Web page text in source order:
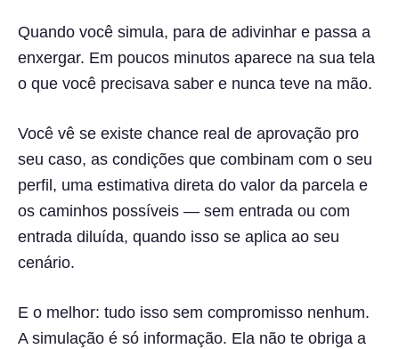
Quando você simula, para de adivinhar e passa a
enxergar. Em poucos minutos aparece na sua tela
o que você precisava saber e nunca teve na mão.
Você vê se existe chance real de aprovação pro
seu caso, as condições que combinam com o seu
perfil, uma estimativa direta do valor da parcela e
os caminhos possíveis — sem entrada ou com
entrada diluída, quando isso se aplica ao seu
cenário.
E o melhor: tudo isso sem compromisso nenhum.
A simulação é só informação. Ela não te obriga a